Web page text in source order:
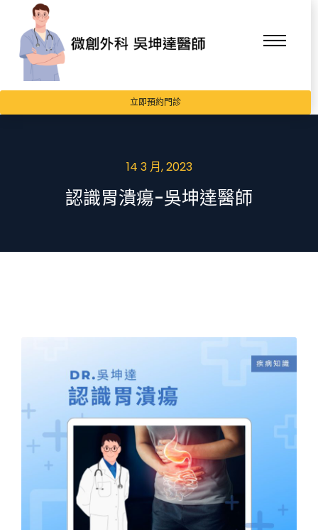
立即預約門診
14 3 月, 2023
認識胃潰瘍-吳坤達醫師